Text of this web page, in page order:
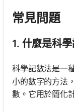
常見問題
1. 什麼是科
科學記數法是一
小的數字的方法
數。它用於簡化